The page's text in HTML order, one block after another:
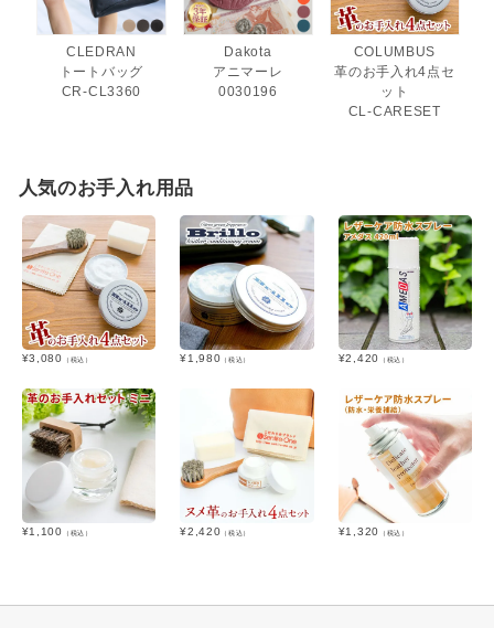
CLEDRAN
トートバッグ
CR-CL3360
Dakota
アニマーレ
0030196
COLUMBUS
革のお手入れ4点セ
ット
CL-CARESET
人気のお手入れ用品
¥3,080 （税込） ¥1,980 （税込） ¥2,420 （税込）
¥1,100 （税込） ¥2,420 （税込） ¥1,320 （税込）